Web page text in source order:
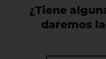
¿Tiene
daremos